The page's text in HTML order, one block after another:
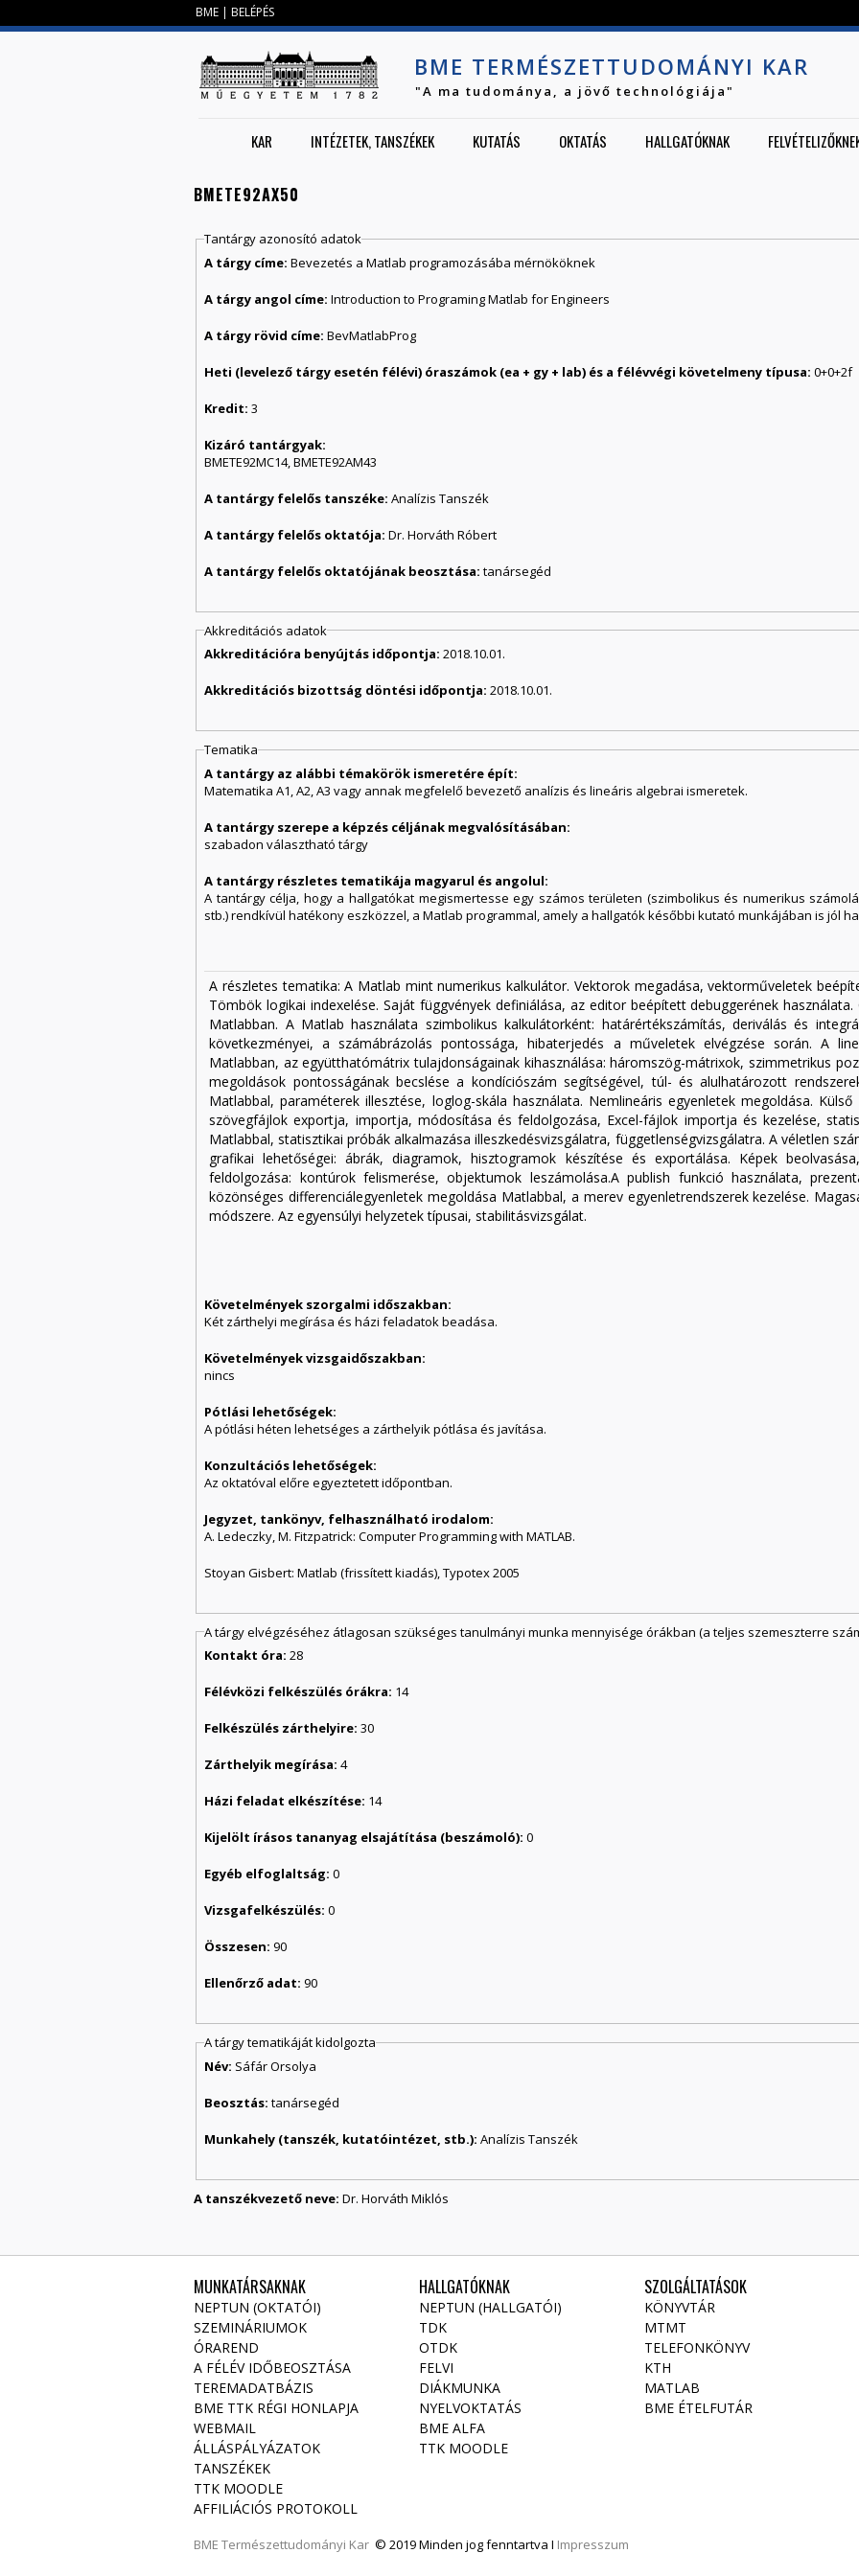
BME | BELÉPÉS
BME TERMÉSZETTUDOMÁNYI KAR
"A ma tudománya, a jövő technológiája"
KAR INTÉZETEK, TANSZÉKEK KUTATÁS OKTATÁS HALLGATÓKNAK
BMETE92AX50
Tantárgy azonosító adatok
A tárgy címe:Bevezetés a Matlab programozásába mérnököknek
A tárgy angol címe:Introduction to Programing Matlab for Engineers
A tárgy rövid címe:BevMatlabProg
0 0 2f
Kredit:3
Kizáró tantárgyak:
BMETE92MC14, BMETE92AM43
A tantárgy felelős tanszéke:Analízis Tanszék
A tantárgy felelős oktatója:Dr. Horváth Róbert
A tantárgy felelős oktatójának beosztása:tanársegéd
Akkreditációs adatok
Akkreditációra benyújtás időpontja:2018.10.01.
Akkreditációs bizottság döntési időpontja:2018.10.01.
Tematika
A tantárgy az alábbi témakörök ismeretére épít:
Matematika A1, A2, A3 vagy annak megfelelő bevezető analízis és lineáris algebrai ismeretek.
A tantárgy szerepe a képzés céljának megvalósításában:
szabadon választható tárgy
A tantárgy részletes tematikája magyarul és angolul:
A tantárgy célja, hogy a hallgatókat megismertesse egy számos területen (szimbolikus és numerikus
stb.) rendkívül hatékony eszközzel, a Matlab programmal, amely a hallgatók későbbi kutató munkájában is jól
A részletes tematika: A Matlab mint numerikus kalkulátor. Vektorok megadása, vektorműveletek
Tömbök logikai indexelése. Saját függvények definiálása, az editor beépített debuggerének
Matlabban. A Matlab használata szimbolikus kalkulátorként: határértékszámítás, deriválás és
következményei, a számábrázolás pontossága, hibaterjedés a műveletek elvégzése során. A
Matlabban, az együtthatómátrix tulajdonságainak kihasználása: háromszög-mátrixok, szimmetrikus
megoldások pontosságának becslése a kondíciószám segítségével, túl- és alulhatározott
Matlabbal, paraméterek illesztése, loglog-skála használata. Nemlineáris egyenletek megoldása.
szövegfájlok exportja, importja, módosítása és feldolgozása, Excel-fájlok importja és kezelése,
Matlabbal, statisztikai próbák alkalmazása illeszkedésvizsgálatra, függetlenségvizsgálatra. A véletlen
grafikai lehetőségei: ábrák, diagramok, hisztogramok készítése és exportálása. Képek
feldolgozása: kontúrok felismerése, objektumok leszámolása.A publish funkció használata,
közönséges differenciálegyenletek megoldása Matlabbal, a merev egyenletrendszerek kezelése.
módszere. Az egyensúlyi helyzetek típusai, stabilitásvizsgálat.
Követelmények szorgalmi időszakban:
Két zárthelyi megírása és házi feladatok beadása.
Követelmények vizsgaidőszakban:
nincs
Pótlási lehetőségek:
A pótlási héten lehetséges a zárthelyik pótlása és javítása.
Konzultációs lehetőségek:
Az oktatóval előre egyeztetett időpontban.
Jegyzet, tankönyv, felhasználható irodalom:
A. Ledeczky, M. Fitzpatrick: Computer Programming with MATLAB.
Stoyan Gisbert: Matlab (frissített kiadás), Typotex 2005
A tárgy elvégzéséhez átlagosan szükséges tanulmányi munka mennyisége órákban (a teljes szemeszterre
Kontakt óra:28
Félévközi felkészülés órákra: 14
Felkészülés zárthelyire:30
Zárthelyik megírása:4
Házi feladat elkészítése: 14
Kijelölt írásos tananyag elsajátítása (beszámoló):0
Egyéb elfoglaltság:0
Vizsgafelkészülés:0
Összesen:90
Ellenőrző adat:90
A tárgy tematikáját kidolgozta
Név: Sáfár Orsolya
Beosztás:tanársegéd
Munkahely (tanszék, kutatóintézet, stb.):Analízis Tanszék
A tanszékvezető neve: Dr. Horváth Miklós
MUNKATÁRSAKNAK
NEPTUN (OKTATÓI)
SZEMINÁRIUMOK
ÓRAREND
A FÉLÉV IDŐBEOSZTÁSA
TEREMADATBÁZIS
BME TTK RÉGI HONLAPJA
WEBMAIL
ÁLLÁSPÁLYÁZATOK
TANSZÉKEK
TTK MOODLE
AFFILIÁCIÓS PROTOKOLL
BME Természettudományi Kar © 2019 Minden jog fenntartva I Impresszum
HALLGATÓKNAK
NEPTUN (HALLGATÓI)
TDK
OTDK
FELVI
DIÁKMUNKA
NYELVOKTATÁS
BME ALFA
TTK MOODLE
SZOLGÁLTATÁSOK
KÖNYVTÁR
MTMT
TELEFONKÖNYV
KTH
MATLAB
BME ÉTELFUTÁR